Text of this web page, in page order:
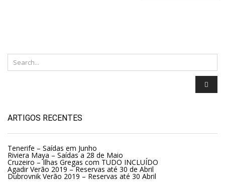
ARTIGOS RECENTES
Tenerife – Saídas em Junho
Riviera Maya – Saídas a 28 de Maio
Cruzeiro – Ilhas Gregas com TUDO INCLUÍDO
Agadir Verão 2019 – Reservas até 30 de Abril
Dubrovnik Verão 2019 – Reservas até 30 Abril